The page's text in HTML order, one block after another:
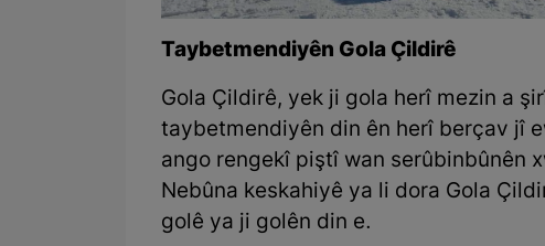
Taybetmendiyên Gola Çildirê
Gola Çildirê, yek ji gola herî mezin a
taybetmendiyên din ên herî berçav jî
ango rengekî piştî wan serûbinbûnên
Nebûna keskahiyê ya li dora Gola
golê ya ji golên din e.